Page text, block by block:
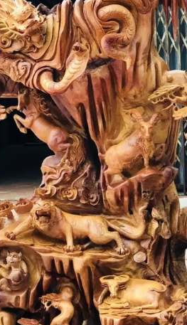
Bảo Mật
Đổi Trả
Vận Chuyển Và Đổi Trả
Chính Sách